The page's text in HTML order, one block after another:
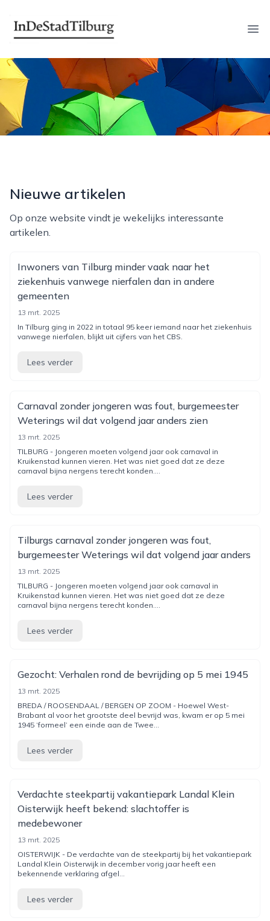
indestadtilburg.nl
Nieuwe artikelen
Op onze website vindt je wekelijks interessante
artikelen.
Inwoners van Tilburg minder vaak naar het
ziekenhuis vanwege nierfalen dan in andere
gemeenten
13 mrt. 2025
In Tilburg ging in 2022 in totaal 95 keer iemand naar het ziekenhuis
vanwege nierfalen, blijkt uit cijfers van het CBS.
Lees verder
Carnaval zonder jongeren was fout, burgemeester
Weterings wil dat volgend jaar anders zien
13 mrt. 2025
TILBURG - Jongeren moeten volgend jaar ook carnaval in
Kruikenstad kunnen vieren. Het was niet goed dat ze deze
carnaval bijna nergens terecht konden....
Lees verder
Tilburgs carnaval zonder jongeren was fout,
burgemeester Weterings wil dat volgend jaar anders
13 mrt. 2025
TILBURG - Jongeren moeten volgend jaar ook carnaval in
Kruikenstad kunnen vieren. Het was niet goed dat ze deze
carnaval bijna nergens terecht konden....
Lees verder
Gezocht: Verhalen rond de bevrijding op 5 mei 1945
13 mrt. 2025
BREDA / ROOSENDAAL / BERGEN OP ZOOM - Hoewel West-
Brabant al voor het grootste deel bevrijd was, kwam er op 5 mei
1945 ‘formeel’ een einde aan de Twee...
Lees verder
Verdachte steekpartij vakantiepark Landal Klein
Oisterwijk heeft bekend: slachtoffer is
medebewoner
13 mrt. 2025
OISTERWIJK - De verdachte van de steekpartij bij het vakantiepark
Landal Klein Oisterwijk in december vorig jaar heeft een
bekennende verklaring afgel...
Lees verder